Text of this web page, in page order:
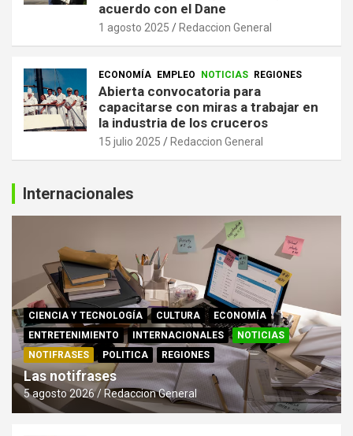
acuerdo con el Dane
1 agosto 2025 Redaccion General
ECONOMÍA EMPLEO NOTICIAS REGIONES
Abierta convocatoria para
capacitarse con miras a trabajar en
la industria de los cruceros
15 julio 2025 Redaccion General
Internacionales
CIENCIA Y TECNOLOGÍA CULTURA
ECONOMÍA
ENTRETENIMIENTO
INTERNACIONALES
NOTICIAS
NOTIFRASES
POLITICA REGIONES
Las notifrases
5 agosto 2026 Redaccion General